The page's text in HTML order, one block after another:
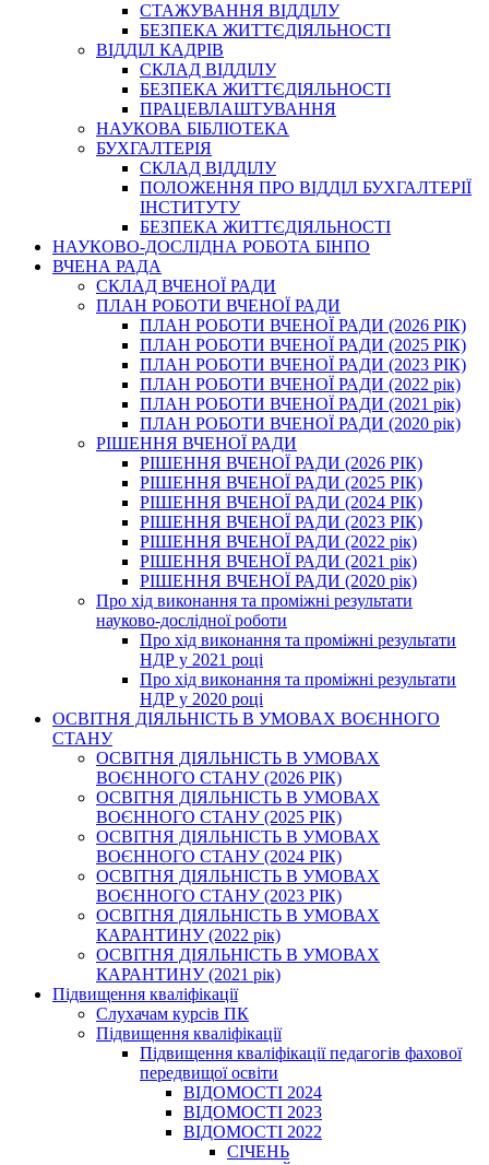
СТАЖУВАННЯ ВІДДІЛУ
БЕЗПЕКА ЖИТТЄДІЯЛЬНОСТІ
ВІДДІЛ КАДРІВ
СКЛАД ВІДДІЛУ
БЕЗПЕКА ЖИТТЄДІЯЛЬНОСТІ
ПРАЦЕВЛАШТУВАННЯ
НАУКОВА БІБЛІОТЕКА
БУХГАЛТЕРІЯ
СКЛАД ВІДДІЛУ
ПОЛОЖЕННЯ ПРО ВІДДІЛ БУХГАЛТЕРІЇ
ІНСТИТУТУ
БЕЗПЕКА ЖИТТЄДІЯЛЬНОСТІ
НАУКОВО-ДОСЛІДНА РОБОТА БІНПО
ВЧЕНА РАДА
СКЛАД ВЧЕНОЇ РАДИ
ПЛАН РОБОТИ ВЧЕНОЇ РАДИ
ПЛАН РОБОТИ ВЧЕНОЇ РАДИ (2026 РІК)
ПЛАН РОБОТИ ВЧЕНОЇ РАДИ (2025 РІК)
ПЛАН РОБОТИ ВЧЕНОЇ РАДИ (2023 РІК)
ПЛАН РОБОТИ ВЧЕНОЇ РАДИ (2022 рік)
ПЛАН РОБОТИ ВЧЕНОЇ РАДИ (2021 рік)
ПЛАН РОБОТИ ВЧЕНОЇ РАДИ (2020 рік)
РІШЕННЯ ВЧЕНОЇ РАДИ
РІШЕННЯ ВЧЕНОЇ РАДИ (2026 РІК)
РІШЕННЯ ВЧЕНОЇ РАДИ (2025 РІК)
РІШЕННЯ ВЧЕНОЇ РАДИ (2024 РІК)
РІШЕННЯ ВЧЕНОЇ РАДИ (2023 РІК)
РІШЕННЯ ВЧЕНОЇ РАДИ (2022 рік)
РІШЕННЯ ВЧЕНОЇ РАДИ (2021 рік)
РІШЕННЯ ВЧЕНОЇ РАДИ (2020 рік)
Про хід виконання та проміжні результати
науково-дослідної роботи
Про хід виконання та проміжні результати
НДР у 2021 році
Про хід виконання та проміжні результати
НДР у 2020 році
ОСВІТНЯ ДІЯЛЬНІСТЬ В УМОВАХ ВОЄННОГО
СТАНУ
ОСВІТНЯ ДІЯЛЬНІСТЬ В УМОВАХ
ВОЄННОГО СТАНУ (2026 РІК)
ОСВІТНЯ ДІЯЛЬНІСТЬ В УМОВАХ
ВОЄННОГО СТАНУ (2025 РІК)
ОСВІТНЯ ДІЯЛЬНІСТЬ В УМОВАХ
ВОЄННОГО СТАНУ (2024 РІК)
ОСВІТНЯ ДІЯЛЬНІСТЬ В УМОВАХ
ВОЄННОГО СТАНУ (2023 РІК)
ОСВІТНЯ ДІЯЛЬНІСТЬ В УМОВАХ
КАРАНТИНУ (2022 рік)
ОСВІТНЯ ДІЯЛЬНІСТЬ В УМОВАХ
КАРАНТИНУ (2021 рік)
Підвищення кваліфікації
Слухачам курсів ПК
Підвищення кваліфікації
Підвищення кваліфікації педагогів фахової
передвищої освіти
ВІДОМОСТІ 2024
ВІДОМОСТІ 2023
ВІДОМОСТІ 2022
СІЧЕНЬ